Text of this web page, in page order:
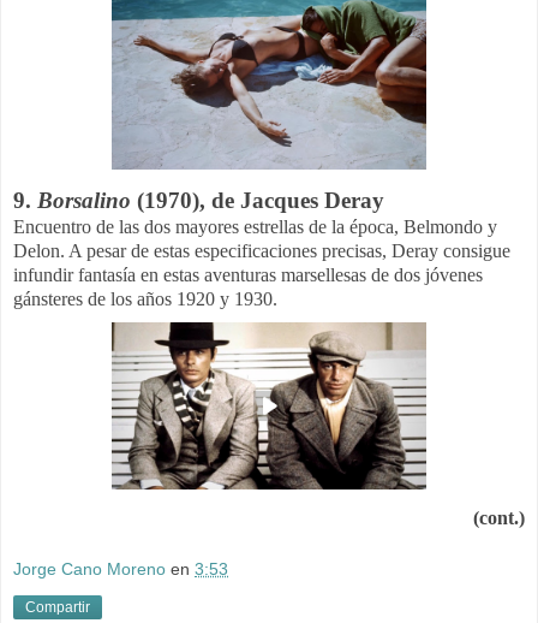
9. Borsalino (1970), de Jacques Deray
Encuentro de las dos mayores estrellas de la época, Belmondo y
Delon. A pesar de estas especificaciones precisas, Deray consigue
infundir fantasía en estas aventuras marsellesas de dos jóvenes
gánsteres de los años 1920 y 1930.
(cont.)
Jorge Cano Moreno en 3:53
Compartir